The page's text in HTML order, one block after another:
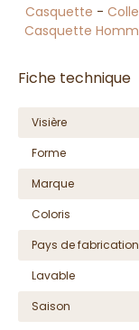
Casquette -
Casquette
Fiche technique
Visière
Forme
Marque
Coloris
Pays de fabrication
Lavable
Saison